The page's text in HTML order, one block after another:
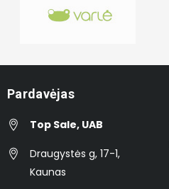
Pardavėjas
Top Sale, UAB
Draugystės g, 17-1,
Kaunas